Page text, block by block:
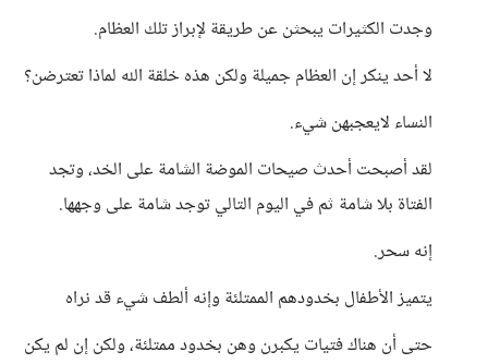
وجدت الكثيرات يبحثن عن طريقة لإبراز تلك العظام.
لا أحد ينكر إن العظام جميلة ولكن هذه خلقة الله لماذا تعترضن؟
النساء لايعجبهن شيء.
لقد أصبحت أحدث صيحات الموضة الشامة على الخد، وتجد
الفتاة بلا شامة ثم في اليوم التالي توجد شامة على وجهها.
إنه سحر.
يتميز الأطفال بخدودهم الممتلئة وإنه ألطف شيء قد نراه
حتى أن هناك فتيات يكبرن وهن بخدود ممتلئة، ولكن إن لم يكن